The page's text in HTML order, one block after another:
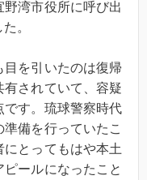
湾市役所に呼び出
。
目を引いたのは復帰
されていて、容疑
です。琉球警察時代
備を行っていたこ
とってもはや本土
ールになったこと